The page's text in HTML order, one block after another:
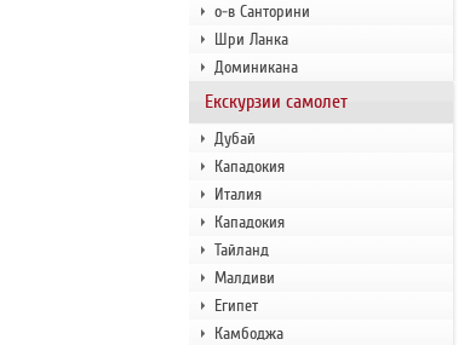
о-в Санторини
Шри Ланка
Доминикана
Екскурзии самолет
Дубай
Кападокия
Италия
Кападокия
Тайланд
Малдиви
Египет
Камбоджа